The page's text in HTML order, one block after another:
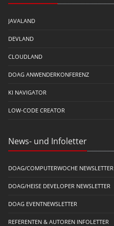
JAVALAND
DEVLAND
CLOUDLAND
DOAG ANWENDERKONFERENZ
KI NAVIGATOR
LOW-CODE CREATOR
News- und Infoletter
DOAG/COMPUTERWOCHE NEWSLETTER
DOAG/HEISE DEVELOPER NEWSLETTER
DOAG EVENTNEWSLETTER
REFERENTEN & AUTOREN INFOLETTER